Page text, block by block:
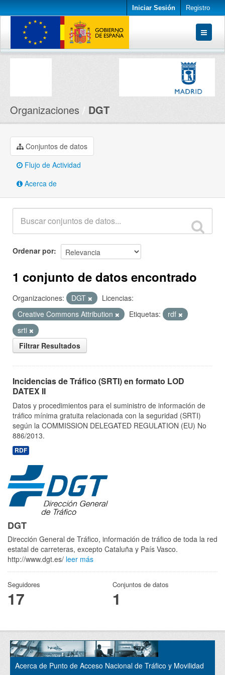
Iniciar Sesión Registro
Conjuntos de datos
Organizaciones DGT
Conjuntos de datos
Flujo de Actividad
Acerca de
Ordenar por
1 conjunto de datos encontrado
Organizaciones: DGT
Licencias:
Creative Commons Attribution
Etiquetas:
rdf
srti
Filtrar Resultados
Incidencias de Tráfico (SRTI) en formato LOD
DATEX II
Datos y procedimientos para el suministro de información de
tráfico mínima gratuita relacionada con la seguridad (SRTI)
según la COMMISSION DELEGATED REGULATION (EU) No
886/2013.
RDF
DGT
Dirección General de Tráfico, información de tráfico de toda la red
estatal de carreteras, excepto Cataluña y País Vasco.
http://www.dgt.es/ leer más
Seguidores
17
Conjuntos de datos
1
Acerca de Punto de Acceso Nacional de Tráfico y Movilidad